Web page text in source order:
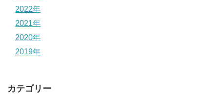
2022年
2021年
2020年
2019年
カテゴリー